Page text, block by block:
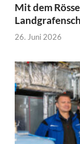
Mit dem
26. Juni 2026